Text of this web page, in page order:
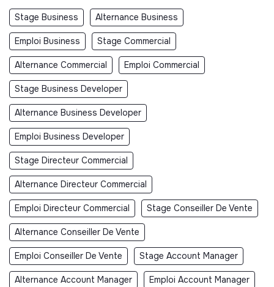
Stage Business Alternance Business
Emploi Business Stage Commercial
Alternance Commercial Emploi Commercial
Stage Business Developer
Alternance Business Developer
Emploi Business Developer
Stage Directeur Commercial
Alternance Directeur Commercial
Emploi Directeur Commercial Stage Conseiller De Vente
Alternance Conseiller De Vente
Emploi Conseiller De Vente Stage Account Manager
Alternance Account Manager Emploi Account Manager